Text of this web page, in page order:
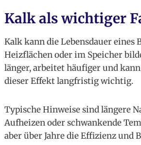
Kalk als wichtiger
Kalk kann die Lebensdauer eines
Heizflächen oder im Speicher
länger, arbeitet häufiger und
dieser Effekt langfristig wichtig.
Typische Hinweise sind längere
Aufheizen oder schwankende
aber über Jahre die Effizienz und